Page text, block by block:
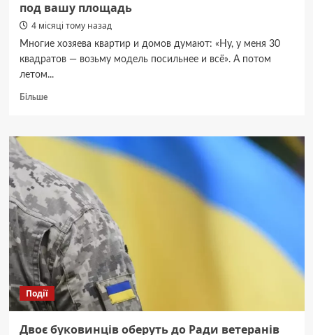
под вашу площадь
4 місяці тому назад
Многие хозяева квартир и домов думают: «Ну, у меня 30
квадратов — возьму модель посильнее и всё». А потом
летом...
БільшеДокладніше
выбрать
мощность
кондиционера
Olmo
под
вашу
площадь
Події
Двоє буковинців оберуть до Ради ветеранів